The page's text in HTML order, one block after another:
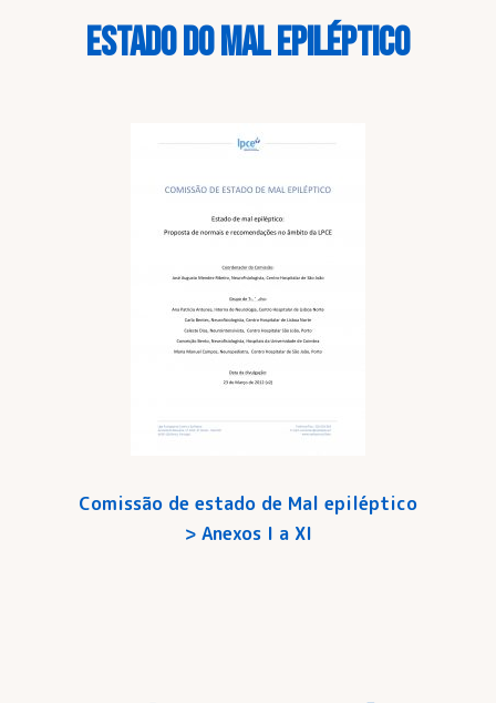
ESTADO DO MAL EPILÉPTICO
Comissão de estado de Mal epiléptico
> Anexos I a XI